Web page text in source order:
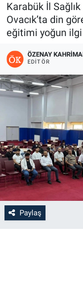
Karabük İl
Ovacık’ta din
eğitimi yoğun
ÖZENAY
EDITÖR
Paylaş